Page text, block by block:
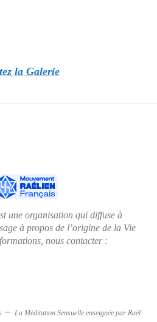
la Galerie
une organisation qui diffuse à
à propos de l’origine de la Vie
nous contacter :
La Méditation Sensuelle enseignée par Raël